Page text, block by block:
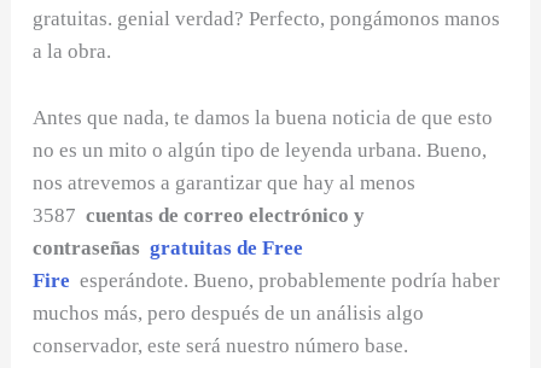
gratuitas. genial verdad? Perfecto, pongámonos manos
a la obra.
Antes que nada, te damos la buena noticia de que esto
no es un mito o algún tipo de leyenda urbana. Bueno,
nos atrevemos a garantizar que hay al menos
3587 cuentas de correo electrónico y
contraseñas gratuitas de Free
Fire esperándote. Bueno, probablemente podría haber
muchos más, pero después de un análisis algo
conservador, este será nuestro número base.